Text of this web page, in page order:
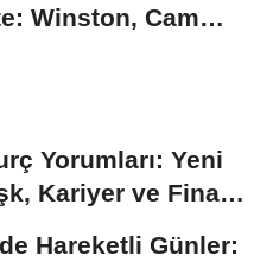
Winston, Camel,
Yorumları: Yeni
Kariyer ve Finans
Hareketli Günler: